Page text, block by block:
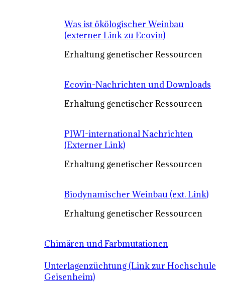
Was ist ökölogischer Weinbau
(externer Link zu Ecovin)
Erhaltung genetischer Ressourcen
Ecovin-Nachrichten und Downloads
Erhaltung genetischer Ressourcen
PIWI-international Nachrichten
(Externer Link)
Erhaltung genetischer Ressourcen
Biodynamischer Weinbau (ext. Link)
Erhaltung genetischer Ressourcen
Chimären und Farbmutationen
Unterlagenzüchtung (Link zur Hochschule
Geisenheim)